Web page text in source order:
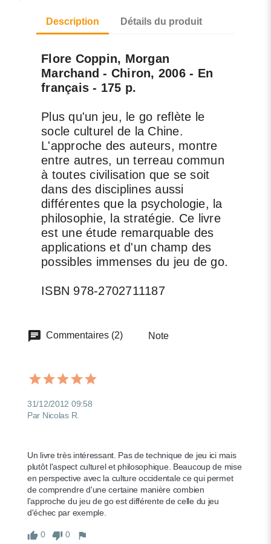
Description Détails du produit
Flore Coppin, Morgan
Marchand - Chiron, 2006 - En
français - 175 p.
Plus qu'un jeu, le go reflète le
socle culturel de la Chine.
L'approche des auteurs, montre
entre autres, un terreau commun
à toutes civilisation que se soit
dans des disciplines aussi
différentes que la psychologie, la
philosophie, la stratégie. Ce livre
est une étude remarquable des
applications et d'un champ des
possibles immenses du jeu de go.
ISBN 978-2702711187
Commentaires (2) Note
31/12/2012 09:58
Par Nicolas R.
Un livre très intéressant. Pas de technique de jeu ici mais
plutôt l'aspect culturel et philosophique. Beaucoup de mise
en perspective avec la culture occidentale ce qui permet
de comprendre d'une certaine manière combien
l'approche du jeu de go est différente de celle du jeu
d'échec par exemple.
0 0